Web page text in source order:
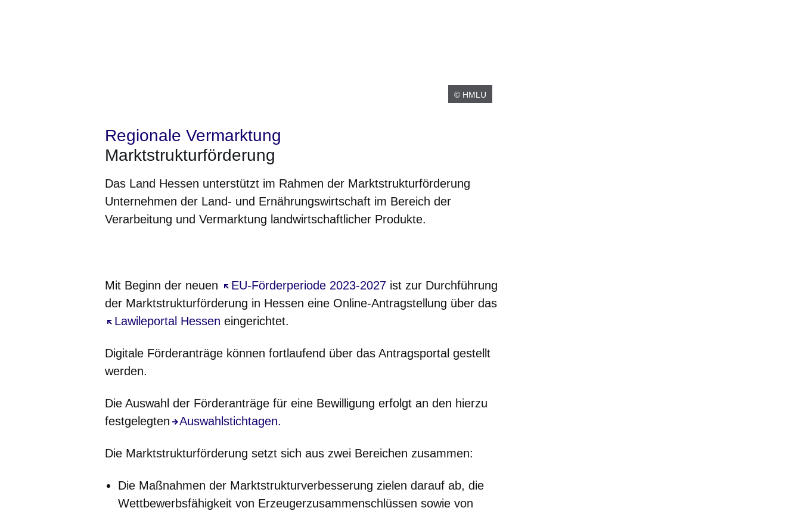
© HMLU
Regionale Vermarktung
Marktstrukturförderung
Das Land Hessen unterstützt im Rahmen der Marktstrukturförderung
Unternehmen der Land- und Ernährungswirtschaft im Bereich der
Verarbeitung und Vermarktung landwirtschaftlicher Produkte.
Mit Beginn der neuen EU-Förderperiode 2023-2027
Öffnet sich in einem neuen Fensterist zur Durchführung
der Marktstrukturförderung in Hessen eine Online-Antragstellung über das
Lawileportal Hessen
Öffnet sich in einem neuen Fenster
eingerichtet.
Digitale Förderanträge können fortlaufend über das Antragsportal gestellt
werden.
Die Auswahl der Förderanträge für eine Bewilligung erfolgt an den hierzu
festgelegten
Auswahlstichtagen.
Die Marktstrukturförderung setzt sich aus zwei Bereichen zusammen:
Die Maßnahmen der Marktstrukturverbesserung zielen darauf ab, die
Wettbewerbsfähigkeit von Erzeugerzusammenschlüssen sowie von